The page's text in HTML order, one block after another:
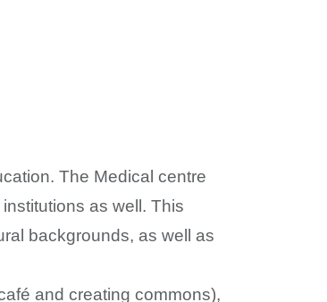
The Medical centre
as well. This
backgrounds, as well as
and creating commons),